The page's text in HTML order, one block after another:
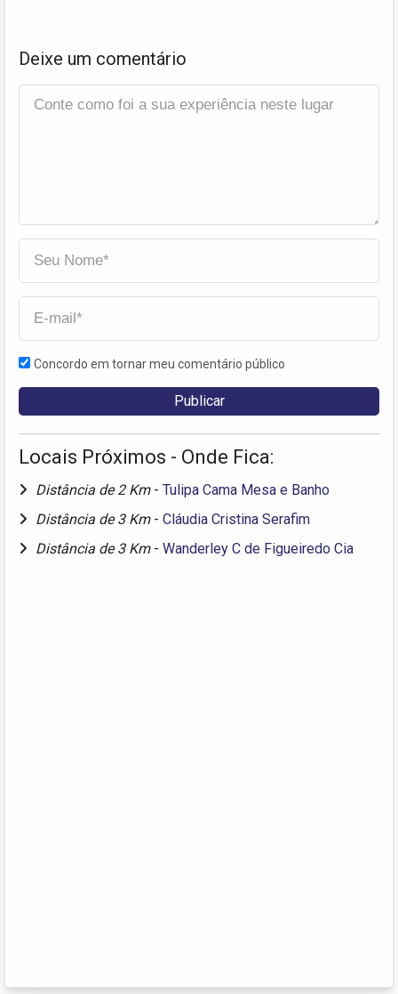
Deixe um comentário
Concordo em tornar meu comentário público
Locais Próximos - Onde Fica:
Distância de 2 Km - Tulipa Cama Mesa e Banho
Distância de 3 Km - Cláudia Cristina Serafim
Distância de 3 Km - Wanderley C de Figueiredo Cia